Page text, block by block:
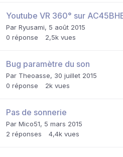
Youtube VR 360° sur
Par Ryusami, 5 août 2015
0 réponse 2,5k vues
Bug paramètre du son
Par Theoasse, 30 juillet 2015
0 réponse 2k vues
Pas de sonnerie
Par Mico51, 5 mars 2015
2 réponses 4,4k vues